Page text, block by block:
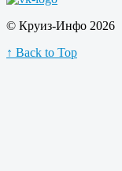
© Круиз-Инфо 2026
↑ Back to Top